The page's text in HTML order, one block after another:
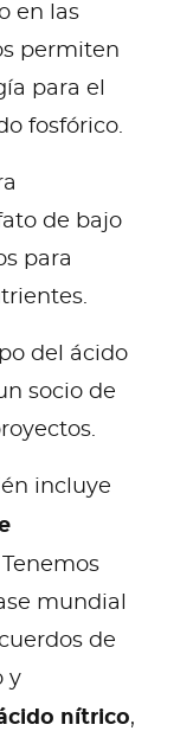
en las
permiten
para el
fosfórico.
de bajo
para
del ácido
socio de
incluye
Tenemos
mundial
de
y
nítrico,